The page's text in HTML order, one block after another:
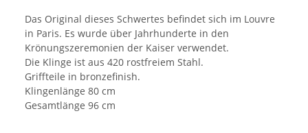
Das Original dieses Schwertes befindet sich im Louvre
in Paris. Es wurde über Jahrhunderte in den
Krönungszeremonien der Kaiser verwendet.
Die Klinge ist aus 420 rostfreiem Stahl.
Griffteile in bronzefinish.
Klingenlänge 80 cm
Gesamtlänge 96 cm